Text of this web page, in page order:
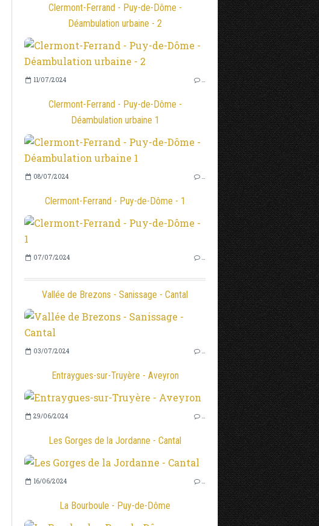
Clermont-Ferrand - Puy-de-Dôme -
Déambulation urbaine - 2
11/07/2024 …
Clermont-Ferrand - Puy-de-Dôme -
Déambulation urbaine 1
08/07/2024 …
Clermont-Ferrand - Puy-de-Dôme - 1
07/07/2024 …
Vallée de Brezons - Sanissage - Cantal
03/07/2024 …
Entraygues-sur-Truyère - Aveyron
29/06/2024 …
Les Gorges de la Jordanne - Cantal
16/06/2024 …
La Bourboule - Puy-de-Dôme